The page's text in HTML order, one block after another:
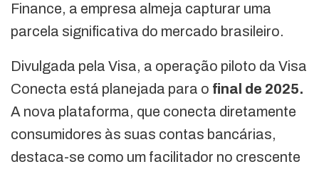
Finance, a empresa almeja capturar uma
parcela significativa do mercado brasileiro.
Divulgada pela Visa, a operação piloto da Visa
Conecta está planejada para o final de 2025.
A nova plataforma, que conecta diretamente
consumidores às suas contas bancárias,
destaca-se como um facilitador no crescente